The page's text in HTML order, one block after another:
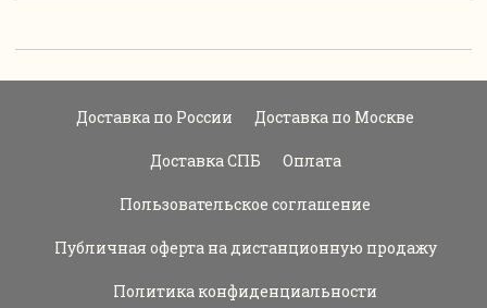
Доставка по России Доставка по Москве
Доставка СПБ Оплата
Пользовательское соглашение
Публичная оферта на дистанционную продажу
Политика конфиденциальности